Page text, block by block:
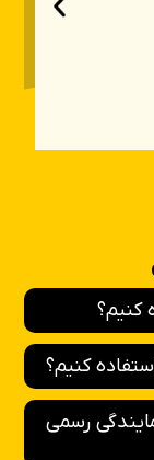
کنیم؟
کنیم؟
رسمی